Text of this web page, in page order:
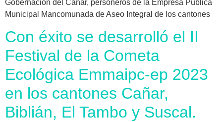
Gobernación del Cañar, personeros de la Empresa Pública
Municipal Mancomunada de Aseo Integral de los cantones
Con éxito se desarrolló el II
Festival de la Cometa
Ecológica Emmaipc-ep 2023
en los cantones Cañar,
Biblián, El Tambo y Suscal.